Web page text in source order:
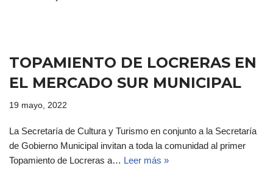
TOPAMIENTO DE LOCRERAS EN
EL MERCADO SUR MUNICIPAL
19 mayo, 2022
La Secretaría de Cultura y Turismo en conjunto a la Secretaría
de Gobierno Municipal invitan a toda la comunidad al primer
Topamiento de Locreras a… Leer más »